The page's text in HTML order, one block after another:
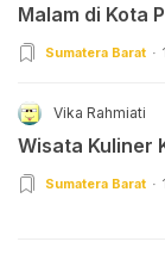
Malam di Kota
Sumatera Barat
Vika Rahmiati
Wisata Kuliner
Sumatera Barat